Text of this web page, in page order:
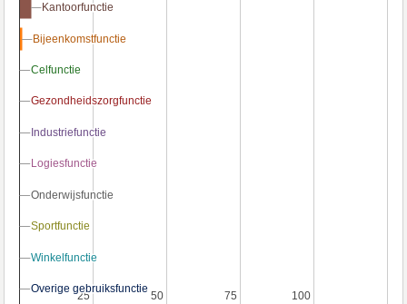
25
25 50
50 75
75 100
100
Kantoorfunctie
Kantoorfunctie
Bijeenkomstfunctie
Bijeenkomstfunctie
Celfunctie
Celfunctie
Gezondheidszorgfunctie
Gezondheidszorgfunctie
Industriefunctie
Industriefunctie
Logiesfunctie
Logiesfunctie
Onderwijsfunctie
Onderwijsfunctie
Sportfunctie
Sportfunctie
Winkelfunctie
Winkelfunctie
Overige gebruiksfunctie
Overige gebruiksfunctie